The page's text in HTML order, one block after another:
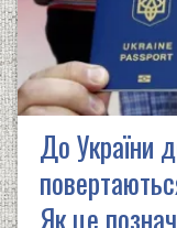
До України
Як це